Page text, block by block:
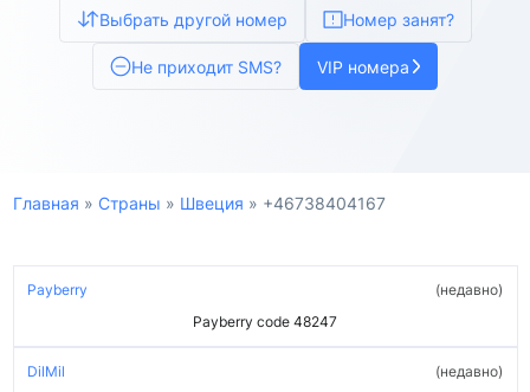
Выбрать другой номер Номер занят?
Не приходит SMS? VIP номера
Главная » Страны » Швеция » +46738404167
Payberry
Payberry code 48247
недавно
DilMil
недавно